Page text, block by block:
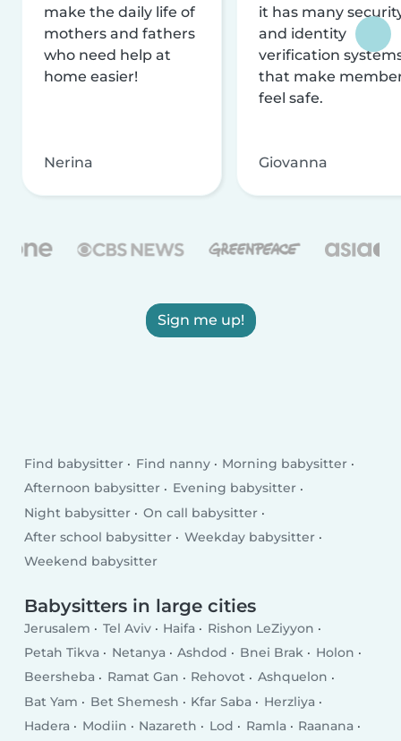
make the daily life of
mothers and fathers
who need help at
home easier!
Nerina
it has many
and identity
verification
that make
feel safe.
Giovanna
Sign me up!
Find babysitter Find nanny
Morning babysitter
Afternoon babysitter
Evening babysitter
Night babysitter
On call babysitter
After school babysitter
Weekday babysitter
Weekend babysitter
Babysitters in large cities
Jerusalem Tel Aviv Haifa
Rishon LeZiyyon
Petah Tikva
Netanya Ashdod Bnei Brak
Holon
Beersheba
Ramat Gan Rehovot
Ashquelon
Bat Yam
Bet Shemesh Kfar Saba
Herzliya
Hadera
Modiin Nazareth Lod Ramla
Raanana